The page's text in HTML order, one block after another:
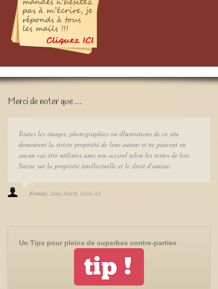
Merci de noter que …
Toutes les images, photographies ou illustrations de ce site
demeurent la stricte propriété de leur auteur et ne peuvent en
aucun cas être utilisées sans son accord selon les textes de lois
Suisse sur la propriété intellectuelle et le droit d'auteur..
Franky Alias Darth Eyelo SA
Un Tips pour pleins de superbes contre-parties